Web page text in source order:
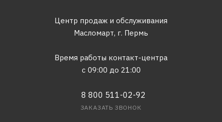
Центр продаж и обслуживания
Масломарт, г. Пермь
Время работы контакт-центра
с 09:00 до 21:00
8 800 511-02-92
ЗАКАЗАТЬ ЗВОНОК